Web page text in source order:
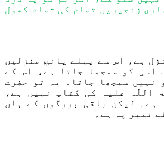
زنجیریں تمام کی تمام کھول
ہے، اس سے پہلے پانچ منزلیں
اسی کو سمجھا جاتا ہے، اس کے
نہیں سمجھا جاتا۔ یہ تو حضرت
اللّٰہ علیہ
کی کتاب نہیں ہے،
ہے۔ لیکن باقی بزرگوں کے ہاں
ے نمبر پہ ہے۔